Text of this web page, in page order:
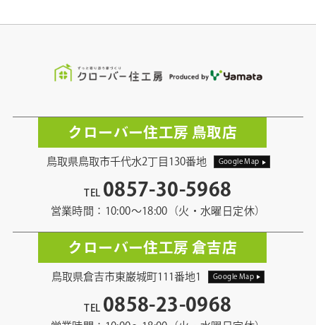
クローバー住工房 鳥取店
鳥取県鳥取市千代水2丁目130番地 Google Map
TEL 0857-30-5968
営業時間：10:00〜18:00（火・水曜日定休）
クローバー住工房 倉吉店
鳥取県倉吉市東巌城町111番地1 Google Map
TEL 0858-23-0968